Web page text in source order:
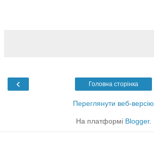
‹ Головна сторінка
Переглянути веб-версію
На платформі Blogger.